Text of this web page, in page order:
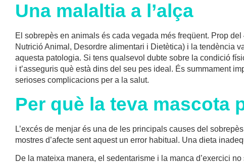
Una malaltia a l’alça
El sobrepès en animals és cada vegada més freqüent. Prop
Nutrició Animal, Desordre alimentari i Dietètica) i la tendència
aquesta patologia. Si tens qualsevol dubte sobre la condició
i t’asseguris què està dins del seu pes ideal. És summament
serioses complicacions per a la salut.
Per què la teva mascota
L’excés de menjar és una de les principals causes del
mostres d’afecte sent aquest un error habitual. Una dieta
De la mateixa manera, el sedentarisme i la manca d’exercici